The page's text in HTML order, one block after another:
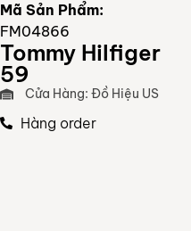
Mã Sản Phẩm:
FM04866
Tommy Hilfiger
59
Cửa Hàng: Đồ Hiệu US
Hàng order